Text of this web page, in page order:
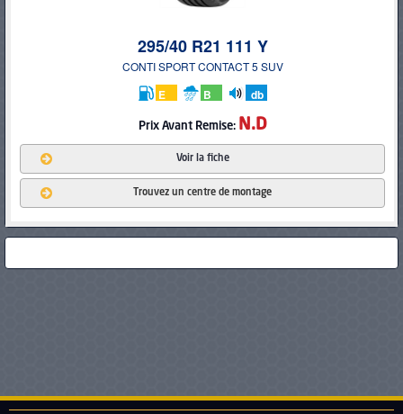
295/40 R21 111 Y
CONTI SPORT CONTACT 5 SUV
E B db
Prix Avant Remise: N.D
Voir la fiche
Trouvez un centre de montage